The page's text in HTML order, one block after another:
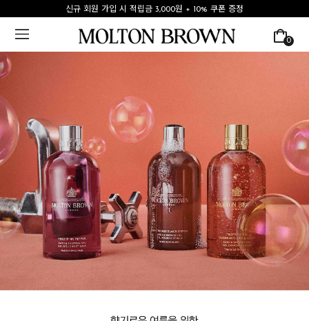
신규 회원 가입 시 적립금 3,000원 + 10% 쿠폰 증정
0